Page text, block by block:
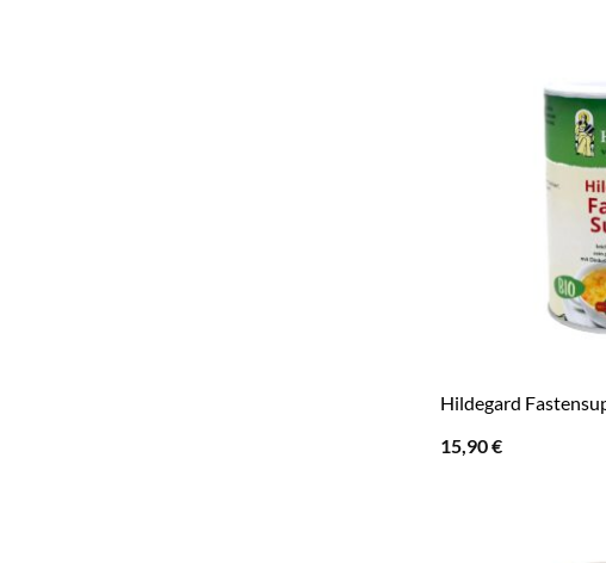
Hildegard
15,90€